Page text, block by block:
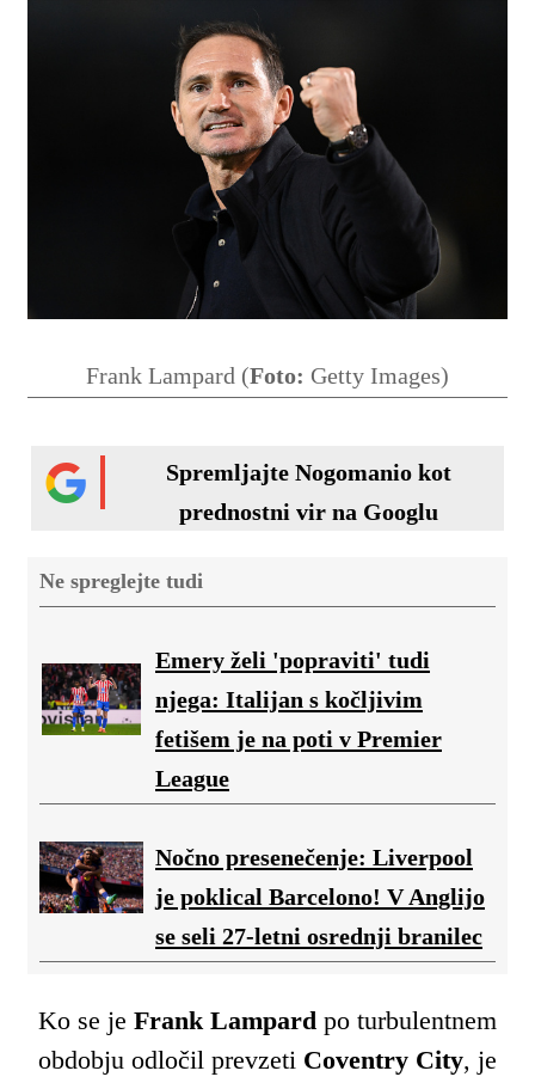
Frank Lampard (Foto: Getty Images)
Spremljajte Nogomanio kot
prednostni vir na Googlu
Ne spreglejte tudi
Emery želi 'popraviti' tudi
njega: Italijan s kočljivim
fetišem je na poti v Premier
League
Nočno presenečenje: Liverpool
je poklical Barcelono! V Anglijo
se seli 27-letni osrednji branilec
Ko se je Frank Lampard po turbulentnem
obdobju odločil prevzeti Coventry City, je